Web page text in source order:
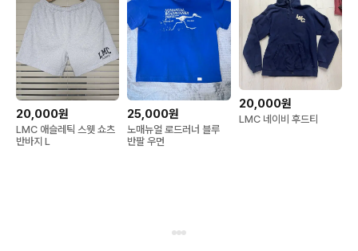
20,000원
LMC 애슬레틱 스웻 쇼츠
반바지 L
25,000원
노매뉴얼 로드러너 블루
반팔 우먼
20,000원
LMC 네이비 후드티